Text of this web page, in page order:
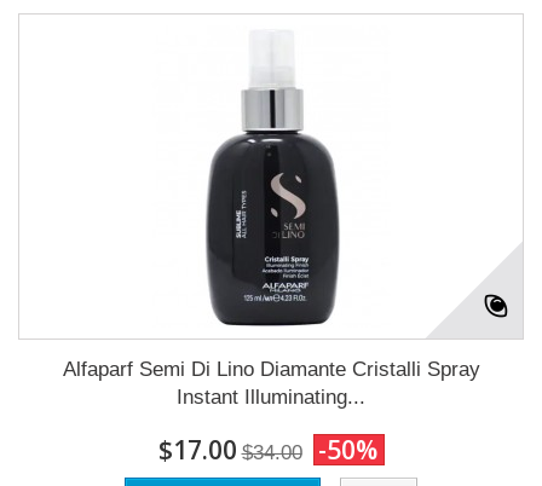
Alfaparf Semi Di Lino Diamante Cristalli Spray
Instant Illuminating...
$17.00 $34.00 -50%